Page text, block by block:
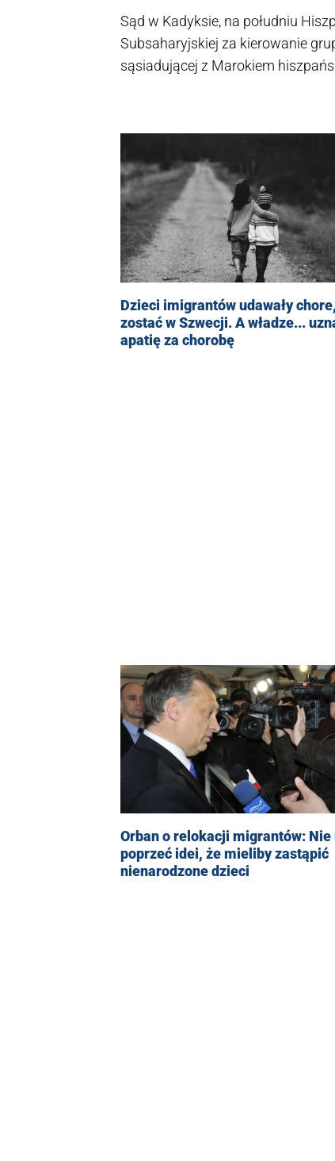
Sąd w Kadyksie, na południu
Subsaharyjskiej za kierowanie
sąsiadującej z Marokiem
Dzieci imigrantów udawały
zostać w Szwecji. A władze...
apatię za chorobę
Orban o relokacji migrantów: Nie
poprzeć idei, że mieliby zastąpić
nienarodzone dzieci